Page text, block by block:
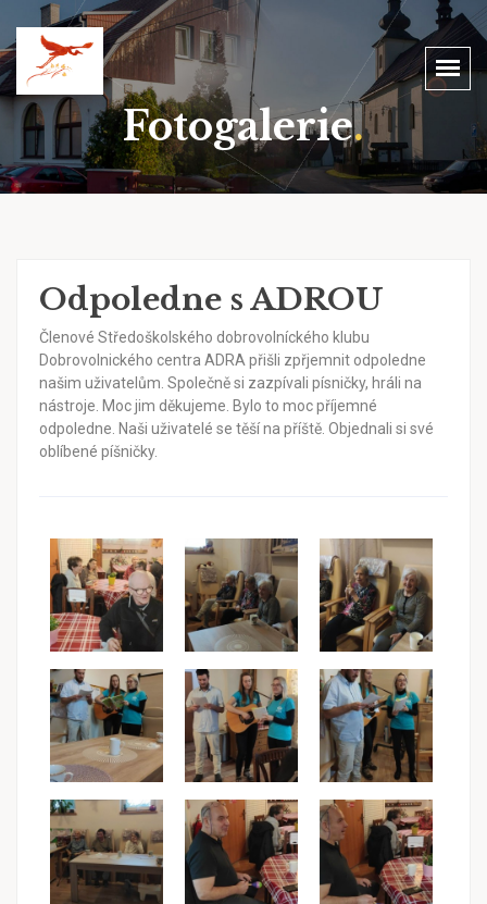
Fotogalerie.
Odpoledne s ADROU
Členové Středoškolského dobrovolníckého klubu
Dobrovolnického centra ADRA přišli zpřjemnit odpoledne
našim uživatelům. Společně si zazpívali písničky, hráli na
nástroje. Moc jim děkujeme. Bylo to moc příjemné
odpoledne. Naši uživatelé se těší na příště. Objednali si své
oblíbené píšničky.